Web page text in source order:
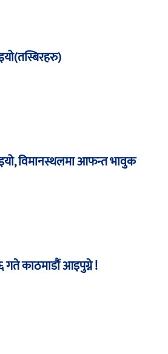
विमानस्थलमा आफन्त भावुक
गते काठमाडौं आइपुग्ने !